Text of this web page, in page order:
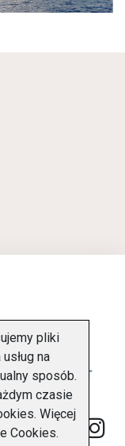
KONTAKT
pliki
na
sposób.
czasie
Więcej
Cookies.